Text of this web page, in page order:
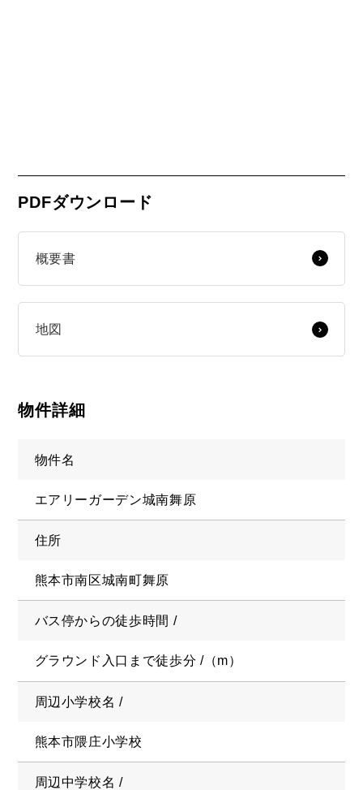
PDFダウンロード
概要書
地図
物件詳細
物件名
エアリーガーデン城南舞原
住所
熊本市南区城南町舞原
バス停からの徒歩時間 /
グラウンド入口まで徒歩分 /（m）
周辺小学校名 /
熊本市隈庄小学校
周辺中学校名 /